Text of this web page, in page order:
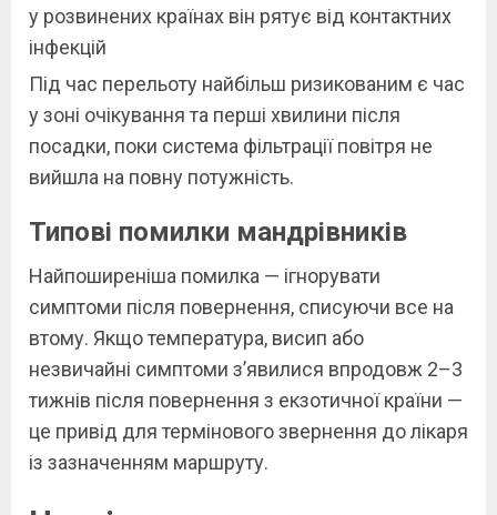
у розвинених країнах він рятує від контактних
інфекцій
Під час перельоту найбільш ризикованим є час
у зоні очікування та перші хвилини після
посадки, поки система фільтрації повітря не
вийшла на повну потужність.
Типові помилки мандрівників
Найпоширеніша помилка — ігнорувати
симптоми після повернення, списуючи все на
втому. Якщо температура, висип або
незвичайні симптоми з’явилися впродовж 2–3
тижнів після повернення з екзотичної країни —
це привід для термінового звернення до лікаря
із зазначенням маршруту.